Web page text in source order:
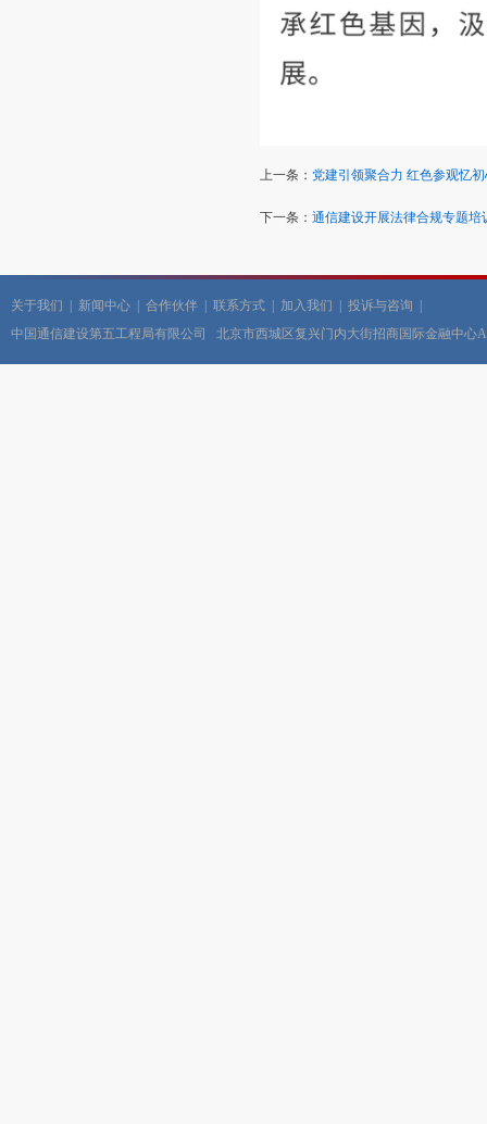
上一条： 党建引领聚合力 红色参观忆
下一条： 通信建设开展法律合规专题培
关于我们 | 新闻中心 | 合作伙伴 | 联系方式 | 加入我们 | 投诉与咨询 |
中国通信建设第五工程局有限公司 北京市西城区复兴门内大街招商国际金融中心